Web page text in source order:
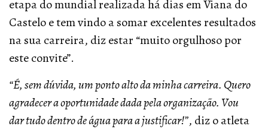
etapa do mundial realizada há dias em Viana do
Castelo e tem vindo a somar excelentes resultados
na sua carreira, diz estar “muito orgulhoso por
este convite”.
“É, sem dúvida, um ponto alto da minha carreira. Quero
agradecer a oportunidade dada pela organização. Vou
dar tudo dentro de água para a justificar!”, diz o atleta